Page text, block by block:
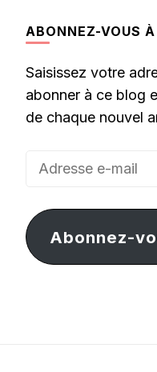
ABONNEZ-VOUS
Saisissez votre
abonner à ce blog
de chaque nouvel
Adresse
mail
Abonnez-